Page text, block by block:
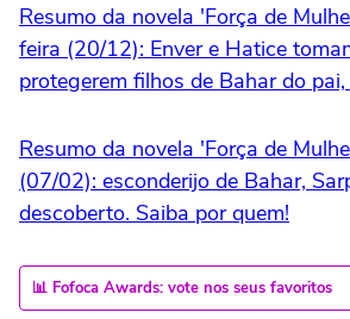
Resumo da novela 'Força de
feira (20/12): Enver e Hatice
protegerem filhos de Bahar do
Resumo da novela 'Força de
(07/02): esconderijo de Bahar,
descoberto. Saiba por quem!
📊 Fofoca Awards: vote nos seus favoritos